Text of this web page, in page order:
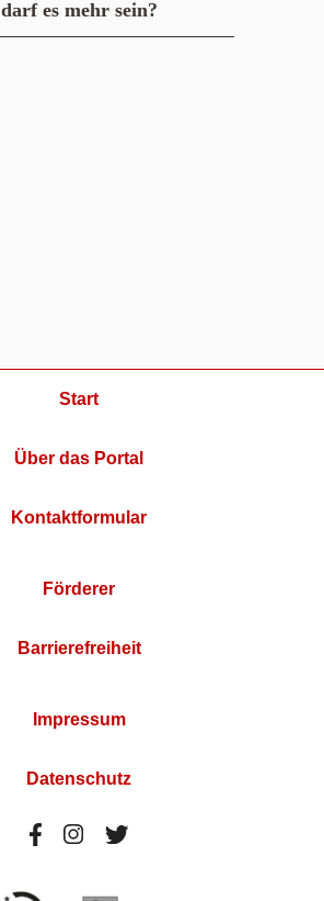
darf es mehr sein?
Start
Über das Portal
Kontaktformular
Förderer
Barrierefreiheit
Impressum
Datenschutz